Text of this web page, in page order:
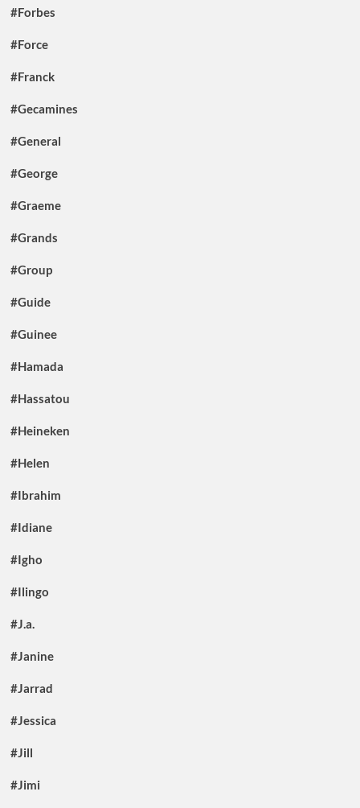
#Forbes
#Force
#Franck
#Gecamines
#General
#George
#Graeme
#Grands
#Group
#Guide
#Guinee
#Hamada
#Hassatou
#Heineken
#Helen
#Ibrahim
#Idiane
#Igho
#Ilingo
#J.a.
#Janine
#Jarrad
#Jessica
#Jill
#Jimi